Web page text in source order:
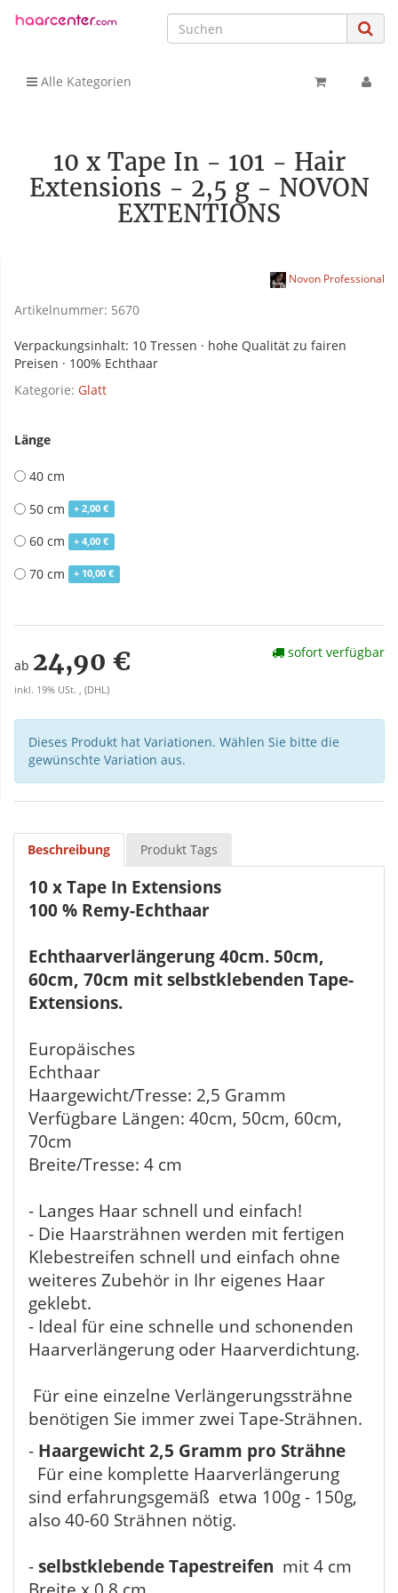
Alle Kategorien
10 x Tape In - 101 - Hair
Extensions - 2,5 g - NOVON
EXTENTIONS
Novon Professional
Artikelnummer: 5670
Verpackungsinhalt: 10 Tressen · hohe Qualität zu fairen
Preisen · 100% Echthaar
Kategorie: Glatt
Länge
40 cm
50 cm
+ 2,00 €
60 cm + 4,00 €
70 cm + 10,00 €
ab 24,90 €
inkl. 19% USt. , (DHL)
sofort verfügbar
Dieses Produkt hat Variationen. Wählen Sie bitte die
gewünschte Variation aus.
Beschreibung Produkt Tags
10 x Tape In Extensions
100 % Remy-Echthaar
Echthaarverlängerung 40cm. 50cm,
60cm, 70cm mit selbstklebenden Tape-
Extensions.
Europäisches
Echthaar
Haargewicht/Tresse: 2,5 Gramm
Verfügbare Längen: 40cm, 50cm, 60cm,
70cm
Breite/Tresse: 4 cm
- Langes Haar schnell und einfach!
- Die Haarsträhnen werden mit fertigen
Klebestreifen schnell und einfach ohne
weiteres Zubehör in Ihr eigenes Haar
geklebt.
- Ideal für eine schnelle und schonenden
Haarverlängerung oder Haarverdichtung.
Für eine einzelne Verlängerungssträhne
benötigen Sie immer zwei Tape-Strähnen.
- Haargewicht 2,5 Gramm pro Strähne
Für eine komplette Haarverlängerung
sind erfahrungsgemäß etwa 100g - 150g,
also 40-60 Strähnen nötig.
- selbstklebende Tapestreifen mit 4 cm